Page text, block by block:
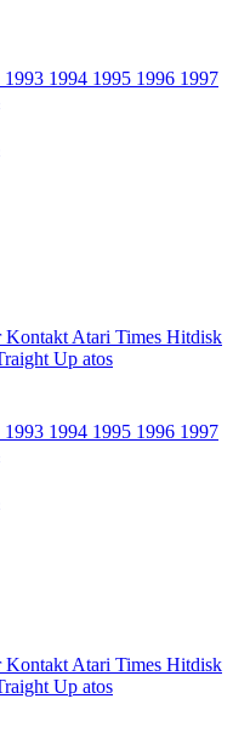
1993 1994 1995 1996 1997
Kontakt Atari Times Hitdisk
Up atos
1993 1994 1995 1996 1997
Kontakt Atari Times Hitdisk
Up atos